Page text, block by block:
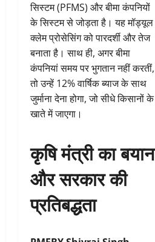
सिस्टम (PFMS) और बीमा कंपनियों
के सिस्टम से जोड़ता है। यह मॉड्यूल
क्लेम प्रोसेसिंग को पारदर्शी और तेज
बनाता है। साथ ही, अगर बीमा
कंपनियां समय पर भुगतान नहीं करतीं,
तो उन्हें 12% वार्षिक ब्याज के साथ
जुर्माना देना होगा, जो सीधे किसानों के
खाते में जाएगा।
कृषि मंत्री का बयान
और सरकार की
प्रतिबद्धता